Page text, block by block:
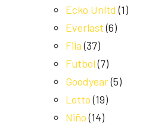
Ecko Unltd (1)
Everlast (6)
Fila (37)
Futbol (7)
Goodyear(5)
Lotto (19)
Niño (14)